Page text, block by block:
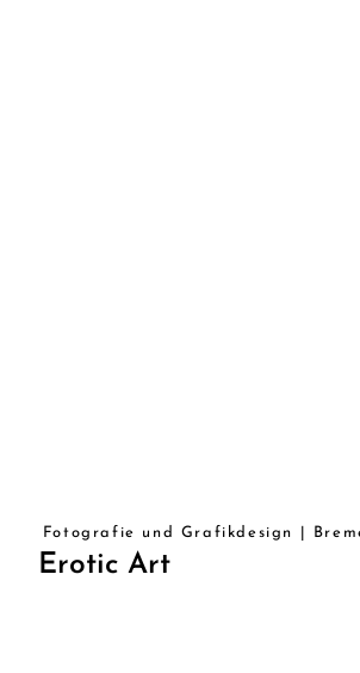
Fotografie und Grafikdesign |
Erotic Art